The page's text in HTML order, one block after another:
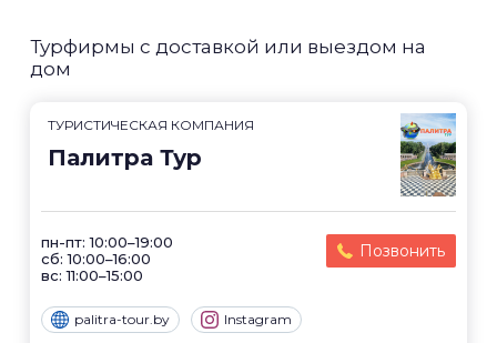
Турфирмы с доставкой или выездом на
дом
ТУРИСТИЧЕСКАЯ КОМПАНИЯ
Палитра Тур
пн-пт: 10:00–19:00
сб: 10:00–16:00
вс: 11:00–15:00
Позвонить
palitra-tour.by Instagram